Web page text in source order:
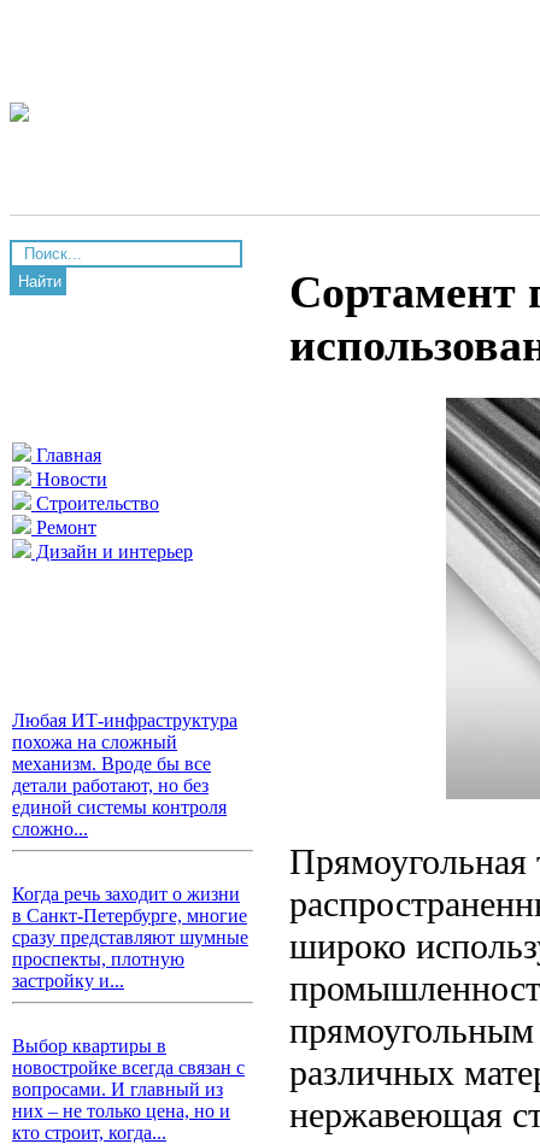
Найти
Главная
Новости
Строительство
Ремонт
Дизайн и интерьер
Любая ИТ-инфраструктура
похожа на сложный
механизм. Вроде бы все
детали работают, но без
единой системы контроля
сложно...
Когда речь заходит о жизни
в Санкт-Петербурге, многие
сразу представляют шумные
проспекты, плотную
застройку и...
Выбор квартиры в
новостройке всегда связан с
вопросами. И главный из
них – не только цена, но и
кто строит, когда...
Сортамент
Прямоугольная
широко
прямоугольным
различных
нержавеющая